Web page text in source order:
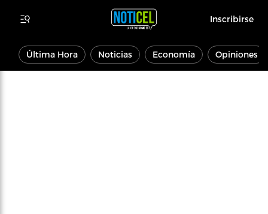
Inscribirse
Última Hora Noticias Economía Opiniones